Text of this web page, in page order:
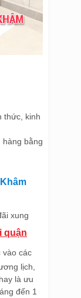
thức, kinh
hàng bằng
xung
quận
vào các
lịch,
là ưu
đến 1